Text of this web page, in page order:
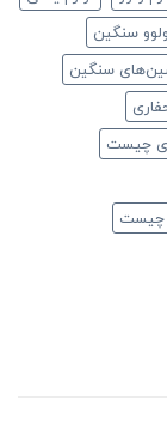
سنگین
سنگین
چیست
چیست